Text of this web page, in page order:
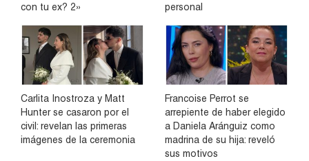
con tu ex? 2»
personal
Carlita Inostroza y Matt
Hunter se casaron por el
civil: revelan las primeras
imágenes de la ceremonia
Francoise Perrot se
arrepiente de haber elegido
a Daniela Aránguiz como
madrina de su hija: reveló
sus motivos